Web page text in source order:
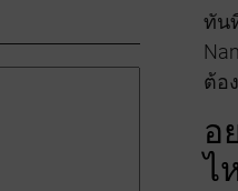
ทัน
ต้อ
อ
ไ